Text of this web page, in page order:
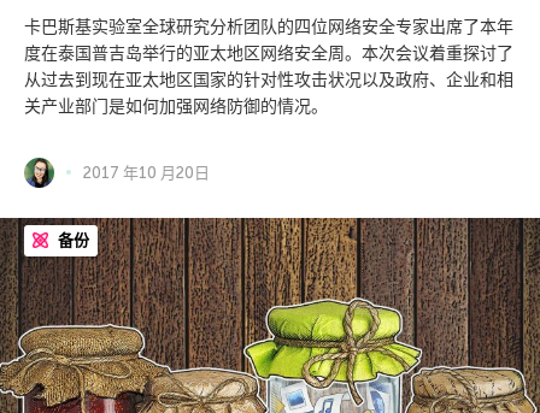
卡巴斯基实验室全球研究分析团队的四位网络安全专家出席了本年
度在泰国普吉岛举行的亚太地区网络安全周。本次会议着重探讨了
从过去到现在亚太地区国家的针对性攻击状况以及政府、企业和相
关产业部门是如何加强网络防御的情况。
2017 年10 月20日
备份